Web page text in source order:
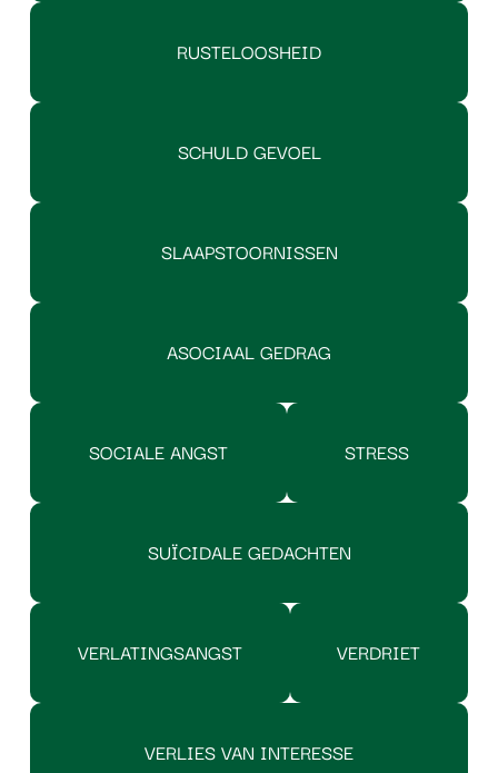
RUSTELOOSHEID
SCHULD GEVOEL
SLAAPSTOORNISSEN
ASOCIAAL GEDRAG
SOCIALE ANGST STRESS
SUÏCIDALE GEDACHTEN
VERLATINGSANGST VERDRIET
VERLIES VAN INTERESSE